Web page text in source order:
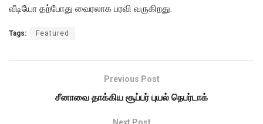
வீடியோ தற்போது வைரலாக பரவி வருகிறது.
Tags: Featured
Previous Post
சீனாவை தாக்கிய சூப்பர் புயல் நெபர்டாக்